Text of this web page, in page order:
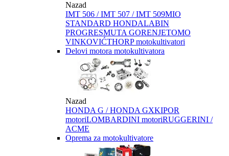
Nazad
IMT 506 / IMT 507 / IMT 509MIO
STANDARD HONDALABIN
PROGRESMUTA GORENJETOMO
VINKOVIĆTHORP motokultivatori
Delovi motora motokultivatora
Nazad
HONDA G / HONDA GXKIPOR
motoriLOMBARDINI motoriRUGGERINI /
ACME
Oprema za motokultivatore